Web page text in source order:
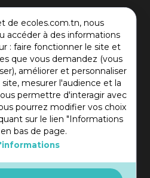
de ecoles.com.tn, nous
accéder à des informations
: faire fonctionner le site et
que vous demandez (vous
améliorer et personnaliser
mesurer l'audience et la
permettre d'interagir avec
pourrez modifier vos choix
sur le lien "Informations
bas de page.
Plateforme
Rbat Monastir 5000 Tunisie
97 50 60 54